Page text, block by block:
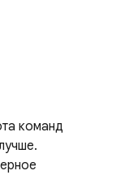
команд